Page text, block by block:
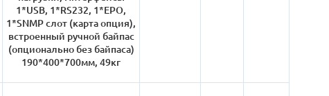
1*USB, 1*RS232, 1*EPO,
1*SNMP слот (карта опция),
встроенный ручной байпас
(опционально без байпаса)
190*400*700мм, 49кг